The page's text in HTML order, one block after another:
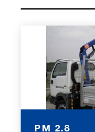
PM 2.8